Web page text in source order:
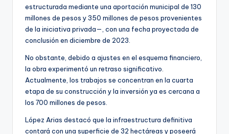
estructurada mediante una aportación municipal de 130
millones de pesos y 350 millones de pesos provenientes
de la iniciativa privada—, con una fecha proyectada de
conclusión en diciembre de 2023.
No obstante, debido a ajustes en el esquema financiero,
la obra experimentó un retraso significativo.
Actualmente, los trabajos se concentran en la cuarta
etapa de su construcción y la inversión ya es cercana a
los 700 millones de pesos.
López Arias destacó que la infraestructura definitiva
contará con una superficie de 32 hectáreas y poseerá